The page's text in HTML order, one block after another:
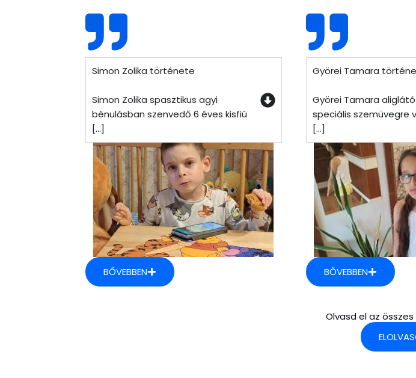
Simon Zolika története
Simon Zolika spasztikus agyi
bénulásban szenvedő 6 éves kisfiú
[...]
BŐVEBBEN
Györei Tamara
Györei Tamara aliglátó
speciális szemüvegre
[...]
BŐVEBBEN
Olvasd el az